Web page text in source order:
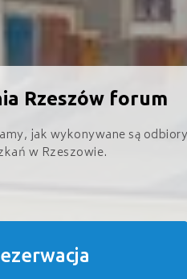
Rzeszów forum
jak wykonywane są odbiory
w Rzeszowie.